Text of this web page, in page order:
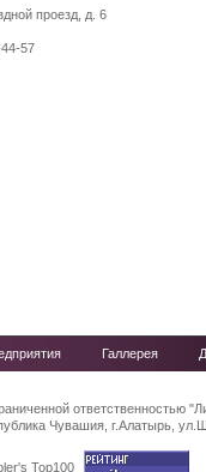
проезд, д. 6
57
Галлерея
ответственностью
Чувашия, г.Алатырь,